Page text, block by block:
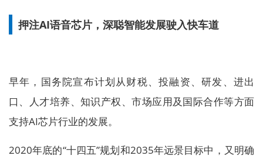
押注AI语音芯片，深聪智能发展驶入快车道
早年，国务院宣布计划从财税、投融资、研发、进出
口、人才培养、知识产权、市场应用及国际合作等方面
支持AI芯片行业的发展。
2020年底的“十四五”规划和2035年远景目标中，又明确